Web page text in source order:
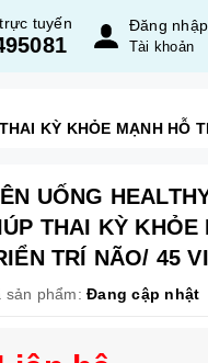
tuyến Đăng nhập
Tài khoản
KỲ KHỎE MẠNH HỖ
UỐNG
THAI KỲ KHỎE
TRÍ NÃO/ 45
sản phẩm: Đang cập nhật